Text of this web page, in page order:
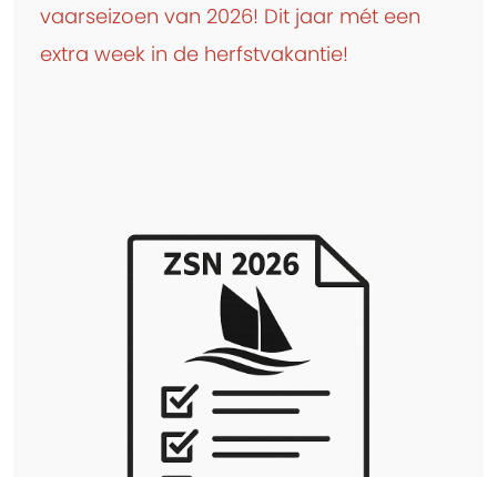
vaarseizoen van 2026! Dit jaar mét een
extra week in de herfstvakantie!